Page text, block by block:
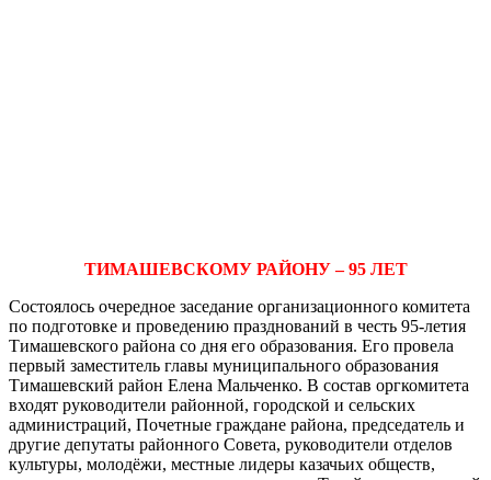
ТИМАШЕВСКОМУ РАЙОНУ – 95 ЛЕТ
Состоялось очередное заседание организационного комитета
по подготовке и проведению празднований в честь 95-летия
Тимашевского района со дня его образования. Его провела
первый заместитель главы муниципального образования
Тимашевский район Елена Мальченко. В состав оргкомитета
входят руководители районной, городской и сельских
администраций, Почетные граждане района, председатель и
другие депутаты районного Совета, руководители отделов
культуры, молодёжи, местные лидеры казачьих обществ,